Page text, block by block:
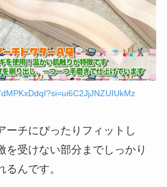
ーチにぴったりフィットし
を受けない部分までしっかり
んです。